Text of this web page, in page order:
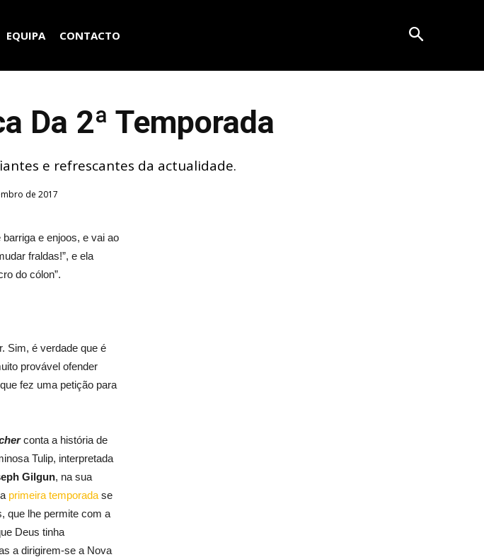
EQUIPA CONTACTO
Da 2ª Temporada
e refrescantes da actualidade.
de 2017
e enjoos, e vai ao
fraldas!”, e ela
do cólon”.
Sim, é verdade que é
provável ofender
que fez uma petição para
conta a história de
Tulip, interpretada
Gilgun, na sua
primeira temporada se
que lhe permite com a
Deus tinha
a dirigirem-se a Nova